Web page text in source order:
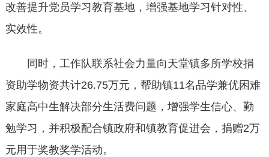
改善提升党员学习教育基地，增强基地学习针对性、
实效性。
同时，工作队联系社会力量向天堂镇多所学校捐
资助学物资共计26.75万元，帮助镇11名品学兼优困难
家庭高中生解决部分生活费问题，增强学生信心、勤
勉学习，并积极配合镇政府和镇教育促进会，捐赠2万
元用于奖教奖学活动。